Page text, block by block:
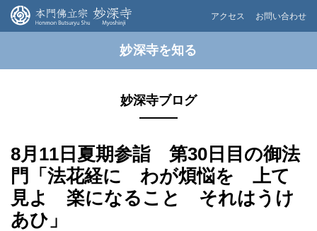
アクセス お問い合わせ
妙深寺を知る
妙深寺ブログ
8月11日夏期参詣 第30日目の御法
門「法花経に わが煩悩を 上て
見よ 楽になること それはうけ
あひ」